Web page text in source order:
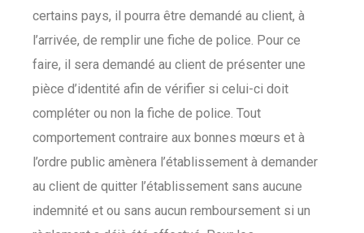
certains pays, il pourra être demandé au client, à
l’arrivée, de remplir une fiche de police. Pour ce
faire, il sera demandé au client de présenter une
pièce d’identité afin de vérifier si celui-ci doit
compléter ou non la fiche de police. Tout
comportement contraire aux bonnes mœurs et à
l’ordre public amènera l’établissement à demander
au client de quitter l’établissement sans aucune
indemnité et ou sans aucun remboursement si un